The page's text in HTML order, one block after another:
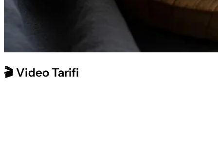
🎬 Video Tarifi